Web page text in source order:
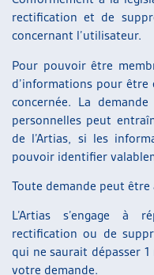
rectification et de
concernant l’utilisateur.
Pour pouvoir être
d’informations pour être
concernée. La
personnelles peut
de l’Artias, si les
pouvoir identifier
Toute demande peut être
L’Artias s’engage à
rectification ou de
qui ne saurait dépasser
votre demande.